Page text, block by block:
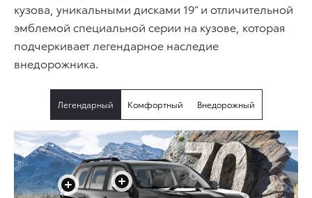
кузова, уникальными дисками 19” и отличительной
эмблемой специальной серии на кузове, которая
подчеркивает легендарное наследие
внедорожника.
Легендарный Комфортный Внедорожный
+
+